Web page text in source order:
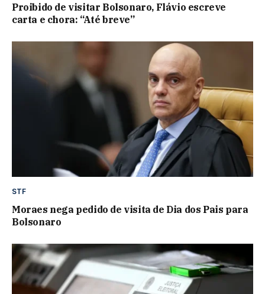
Proibido de visitar Bolsonaro, Flávio escreve
carta e chora: “Até breve”
STF
Moraes nega pedido de visita de Dia dos Pais para
Bolsonaro